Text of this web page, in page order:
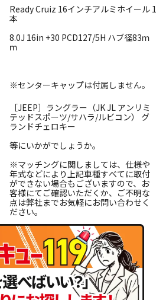
Ready Cruiz 16インチアルミホイール 1
本
8.0J 16in +30 PCD127/5H ハブ径83ｍ
ｍ
※センターキャップは付属しません。
［JEEP］ラングラー（JK JL アンリミ
テッドスポーツ/サハラ/ルビコン） グ
ランドチェロキー
等にいかがでしょうか。
※マッチングに関しましては、仕様や
年式などにより上記車種すべてに取付
ができない場合もございますので、お
客様にてご確認いただくか、ご不明な
点は弊社までお気軽にお問い合わせく
ださい。